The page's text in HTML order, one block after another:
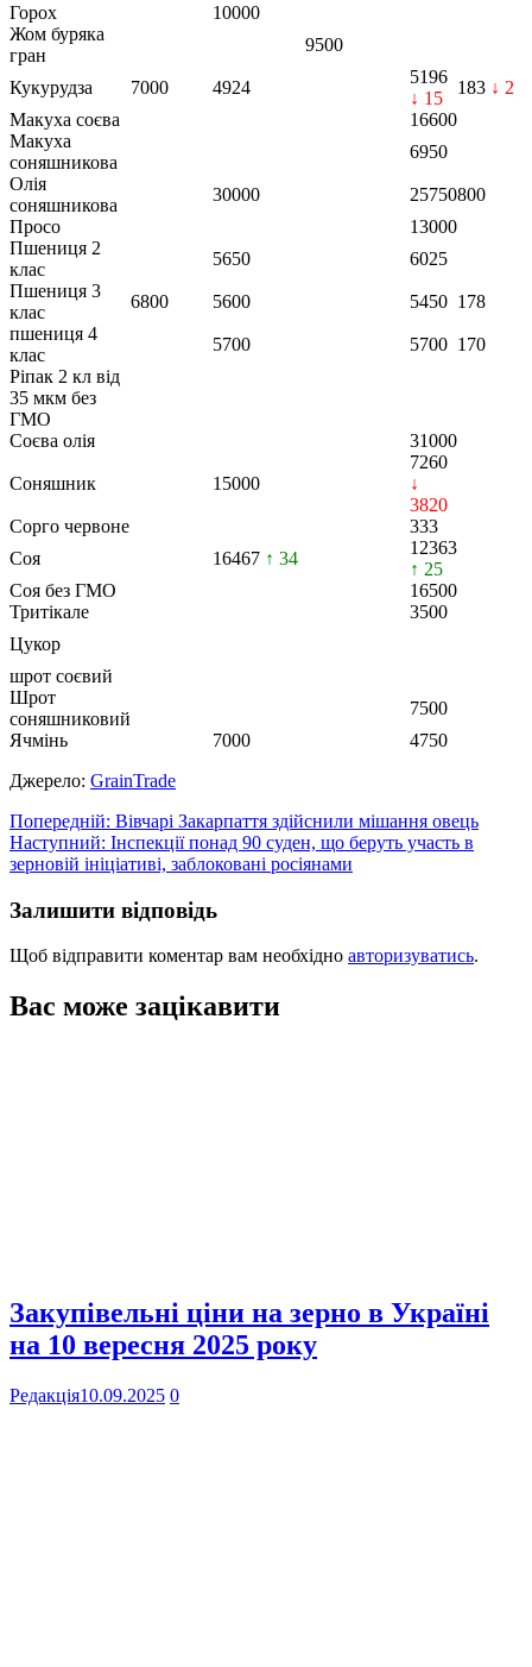
Горох
10000
Жом буряка
гран
9500
Кукурудза 7000 4924
5196
↓ 15
183 ↓ 2
Макуха соєва
16600
Макуха
соняшникова
6950
Олія
соняшникова
30000 25750800
Просо
13000
Пшениця 2
клас
5650
6025
Пшениця 3
клас
6800 5600 5450 178
пшениця 4
клас
5700 5700 170
Ріпак 2 кл від
35 мкм без
ГМО
Соєва олія
31000
Соняшник 15000
7260
↓
3820
Сорго червоне
333
Соя
16467 ↑ 34
12363
↑ 25
Соя без ГМО
16500
Тритікале
3500
Цукор
шрот соєвий
Шрот
соняшниковий
7500
Ячмінь
7000
4750
Джерело: GrainTrade
Навігація
записів
Попередній: Вівчарі Закарпаття здійснили мішання овець
Наступний: Інспекції понад 90 суден, що беруть участь в
зерновій ініціативі, заблоковані росіянами
Залишити відповідь
Щоб відправити коментар вам необхідно авторизуватись.
Вас може зацікавити
Закупівельні ціни на зерно в Україні
на 10 вересня 2025 року
Редакція10.09.2025 0